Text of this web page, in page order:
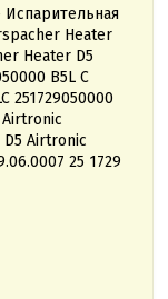
Испарительная
Heater
Heater D5
B5L C
251729050000
Airtronic
D5 Airtronic
25 1729